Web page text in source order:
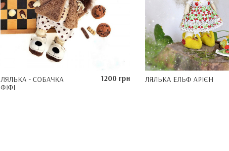
ЛЯЛЬКА - СОБАЧКА
ФІФІ
1200 грн ЛЯЛЬКА ЕЛЬФ АРІЄН